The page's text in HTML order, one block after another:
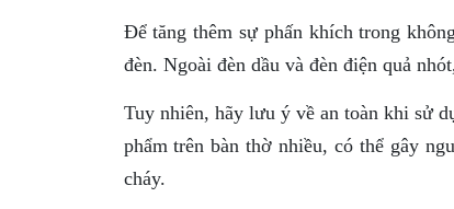
Để tăng thêm sự phấn khích trong
đèn. Ngoài đèn dầu và đèn điện quả
Tuy nhiên, hãy lưu ý về an toàn khi sử
phẩm trên bàn thờ nhiều, có thể gây
cháy.